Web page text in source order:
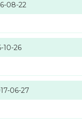
08-22
10-26
06-27